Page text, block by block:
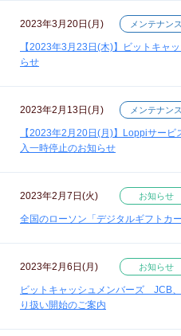
2023年3月20日(月) メンテナンス
【2023年3月23日(木)】ビットキャ
らせ
2023年2月13日(月) メンテナンス
【2023年2月20日(月)】Loppiサー
入一時停止のお知らせ
2023年2月7日(火) お知らせ
全国のローソン「デジタルギフトカ
2023年2月6日(月) お知らせ
ビットキャッシュメンバーズ JCB
り扱い開始のご案内